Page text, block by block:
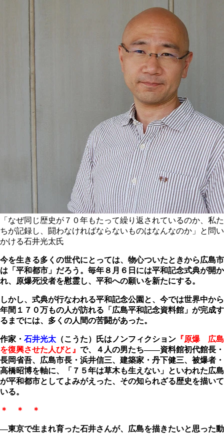
「なぜ同じ歴史が７０年もたって繰り返されているのか、私た
ちが記録し、闘わなければならないものはなんなのか」と問い
かける石井光太氏
今を生きる多くの世代にとっては、物心ついたときから広島市
は「平和都市」だろう。毎年８月６日には平和記念式典が開か
れ、原爆死没者を慰霊し、平和への願いを新たにする。
しかし、式典が行なわれる平和記念公園と、今では世界中から
年間１７０万もの人が訪れる「広島平和記念資料館」が完成す
るまでには、多くの人間の苦闘があった。
作家・ 石井光太 （こうた）氏はノンフィクション 『原爆 広島
を復興させた人びと』 で、４人の男たち――資料館初代館長・
長岡省吾、広島市長・浜井信三、建築家・丹下健三、被爆者・
高橋昭博を軸に、「７５年は草木も生えない」といわれた広島
が平和都市としてよみがえった、その知られざる歴史を描いて
いる。
＊ ＊ ＊
―東京で生まれ育った石井さんが、広島を描きたいと思った動